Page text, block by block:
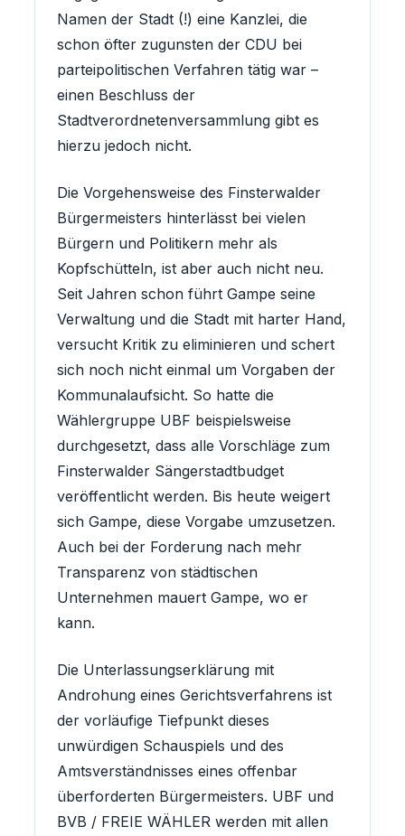
Namen der Stadt (!) eine Kanzlei, die
schon öfter zugunsten der CDU bei
parteipolitischen Verfahren tätig war –
einen Beschluss der
Stadtverordnetenversammlung gibt es
hierzu jedoch nicht.
Die Vorgehensweise des Finsterwalder
Bürgermeisters hinterlässt bei vielen
Bürgern und Politikern mehr als
Kopfschütteln, ist aber auch nicht neu.
Seit Jahren schon führt Gampe seine
Verwaltung und die Stadt mit harter Hand,
versucht Kritik zu eliminieren und schert
sich noch nicht einmal um Vorgaben der
Kommunalaufsicht. So hatte die
Wählergruppe UBF beispielsweise
durchgesetzt, dass alle Vorschläge zum
Finsterwalder Sängerstadtbudget
veröffentlicht werden. Bis heute weigert
sich Gampe, diese Vorgabe umzusetzen.
Auch bei der Forderung nach mehr
Transparenz von städtischen
Unternehmen mauert Gampe, wo er
kann.
Die Unterlassungserklärung mit
Androhung eines Gerichtsverfahrens ist
der vorläufige Tiefpunkt dieses
unwürdigen Schauspiels und des
Amtsverständnisses eines offenbar
überforderten Bürgermeisters. UBF und
BVB / FREIE WÄHLER werden mit allen